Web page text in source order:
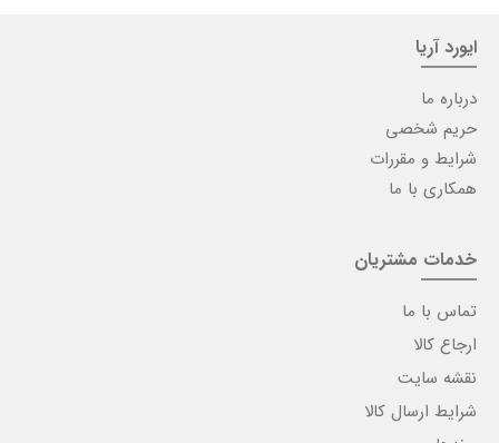
ایورد آریا
درباره ما
حریم شخصی
شرایط و مقررات
همکاری با ما
خدمات مشتریان
تماس با ما
ارجاع کالا
نقشه سایت
شرایط ارسال کالا